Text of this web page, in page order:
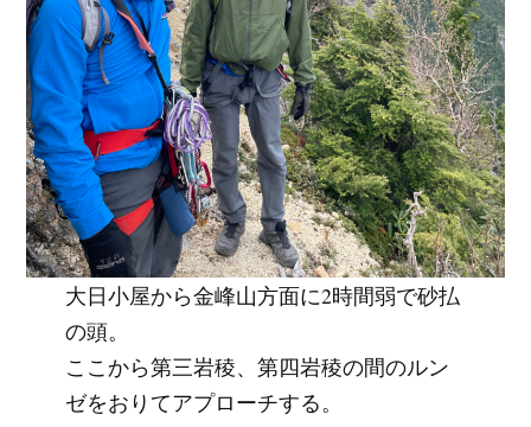
大日小屋から金峰山方面に2時間弱で砂払
の頭。
ここから第三岩稜、第四岩稜の間のルン
ゼをおりてアプローチする。